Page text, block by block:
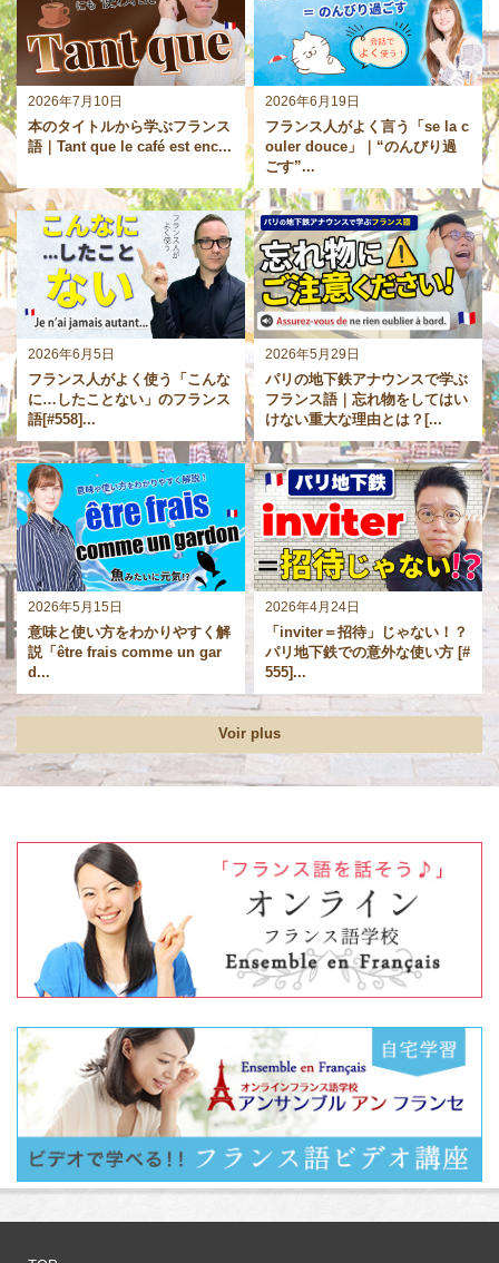
2026年7月10日
本のタイトルから学ぶフランス
語｜Tant que le café est enc...
2026年6月19日
フランス人がよく言う「se la c
ouler douce」｜“のんびり過
ごす”...
2026年6月5日
フランス人がよく使う「こんな
に…したことない」のフランス
語[#558]...
2026年5月29日
パリの地下鉄アナウンスで学ぶ
フランス語｜忘れ物をしてはい
けない重大な理由とは？[...
2026年5月15日
意味と使い方をわかりやすく解
説「être frais comme un gar
d...
2026年4月24日
「inviter＝招待」じゃない！？
パリ地下鉄での意外な使い方 [#
555]...
Voir plus